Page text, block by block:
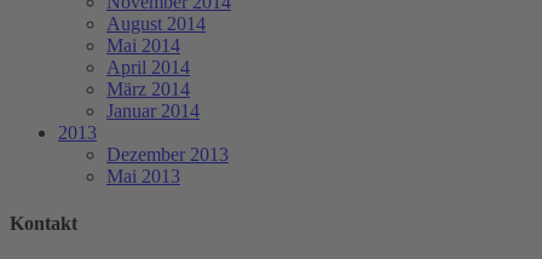
August 2014
Mai 2014
April 2014
März 2014
Januar 2014
2013
Dezember 2013
Mai 2013
Kontakt